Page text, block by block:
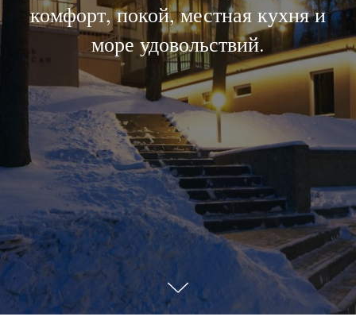
комфорт, покой, местная кухня и
море удовольствий.